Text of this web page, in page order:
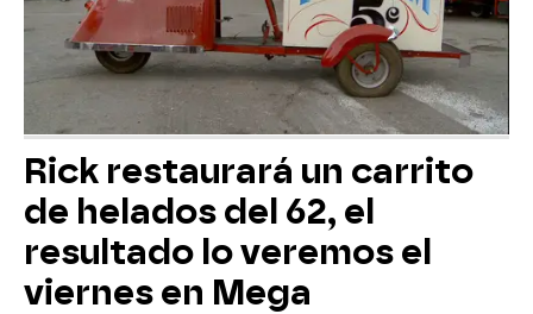
Rick restaurará un carrito
de helados del 62, el
resultado lo veremos el
viernes en Mega